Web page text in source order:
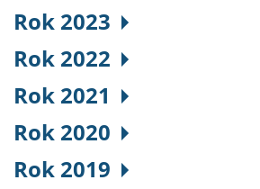
Rok 2023
Rok 2022
Rok 2021
Rok 2020
Rok 2019